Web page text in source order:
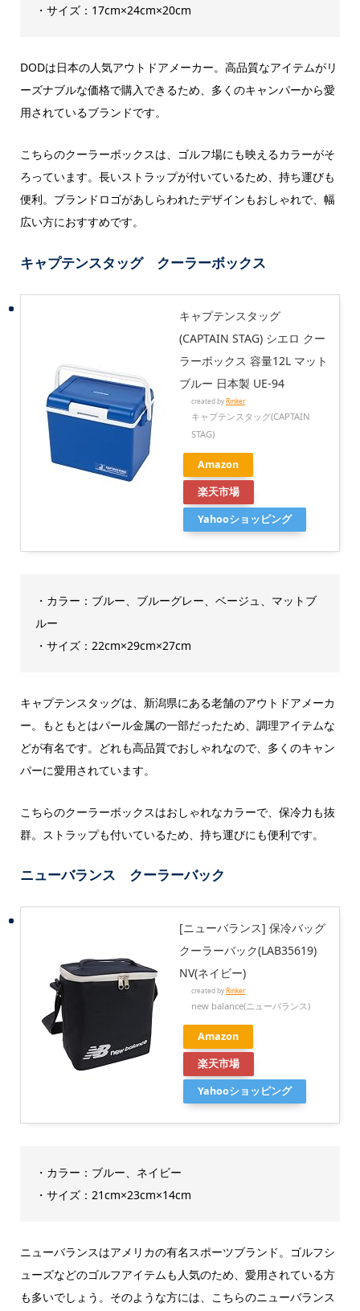
・サイズ：17cm×24cm×20cm
DODは日本の人気アウトドアメーカー。高品質なアイテムがリ
ーズナブルな価格で購入できるため、多くのキャンパーから愛
用されているブランドです。
こちらのクーラーボックスは、ゴルフ場にも映えるカラーがそ
ろっています。長いストラップが付いているため、持ち運びも
便利。ブランドロゴがあしらわれたデザインもおしゃれで、幅
広い方におすすめです。
キャプテンスタッグ クーラーボックス
キャプテンスタッグ
(CAPTAIN STAG) シエロ クー
ラーボックス 容量12L マット
ブルー 日本製 UE-94
created byRinker
キャプテンスタッグ(CAPTAIN
STAG)
Amazon
楽天市場
Yahooショッピング
・カラー：ブルー、ブルーグレー、ベージュ、マットブ
ルー
・サイズ：22cm×29cm×27cm
キャプテンスタッグは、新潟県にある老舗のアウトドアメーカ
ー。もともとはパール金属の一部だったため、調理アイテムな
どが有名です。どれも高品質でおしゃれなので、多くのキャン
パーに愛用されています。
こちらのクーラーボックスはおしゃれなカラーで、保冷力も抜
群。ストラップも付いているため、持ち運びにも便利です。
ニューバランス クーラーバック
[ニューバランス] 保冷バッグ
クーラーバック(LAB35619)
NV(ネイビー)
created byRinker
new balance(ニューバランス)
Amazon
楽天市場
Yahooショッピング
・カラー：ブルー、ネイビー
・サイズ：21cm×23cm×14cm
ニューバランスはアメリカの有名スポーツブランド。ゴルフシ
ューズなどのゴルフアイテムも人気のため、愛用されている方
も多いでしょう。そのような方には、こちらのニューバランス